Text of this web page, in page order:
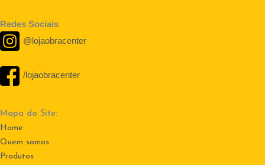
Redes Sociais
@lojaobracenter
/lojaobracenter
Mapa do Site:
Home
Quem somos
Produtos